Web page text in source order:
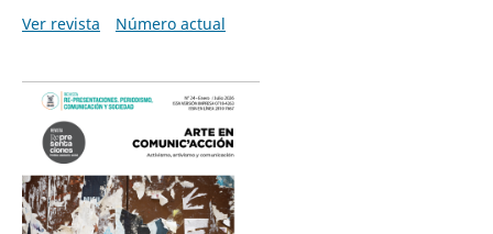
Ver revista
Número actual